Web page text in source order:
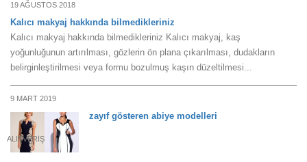
19 AĞUSTOS 2018
Kalıcı makyaj hakkında bilmedikleriniz
Kalıcı makyaj hakkında bilmedikleriniz Kalıcı makyaj, kaş
yoğunluğunun artırılması, gözlerin ön plana çıkarılması, dudakların
belirginleştirilmesi veya formu bozulmuş kaşın düzeltilmesi...
9 MART 2019
ALIŞVERIŞ
zayıf gösteren abiye modelleri